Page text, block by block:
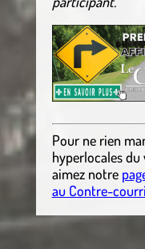
Pour ne rien
hyperlocalesdu
aimez notre
au Contre-